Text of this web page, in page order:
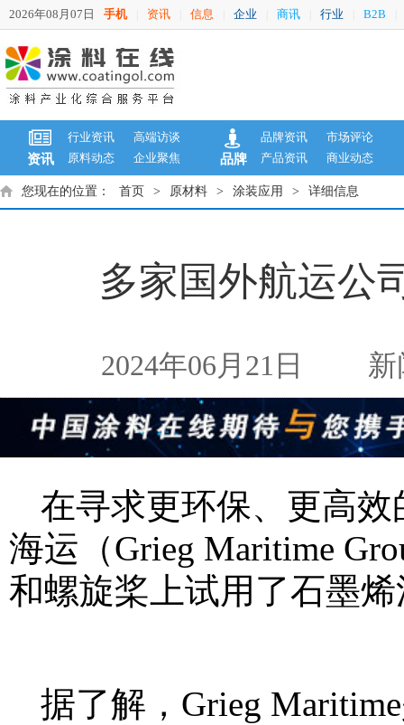
2026年08月07日 手机 资讯 信息 企业 商讯 行业 B2B
资讯
行业资讯
高端访谈
原料动态
企业聚焦 品牌
品牌资讯
市场评论
产品资讯
商业动态
您现在的位置： 首页 > 原材料 > 涂装应用 > 详细信息
多家国外航运公
2024年06月21日 新
在寻求更环保、更高
海运（Grieg Maritime
和螺旋桨上试用了石墨
据了解，Grieg